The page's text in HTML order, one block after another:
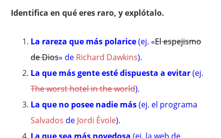
Identifica en qué eres raro, y explótalo.
La rareza que más polarice(ej. «El espejismo
de Dios» de Richard Dawkins).
La que más gente esté dispuesta a evitar(ej.
The worst hotel in the world).
La que no posee nadie más(ej. el programa
Salvados de Jordi Évole).